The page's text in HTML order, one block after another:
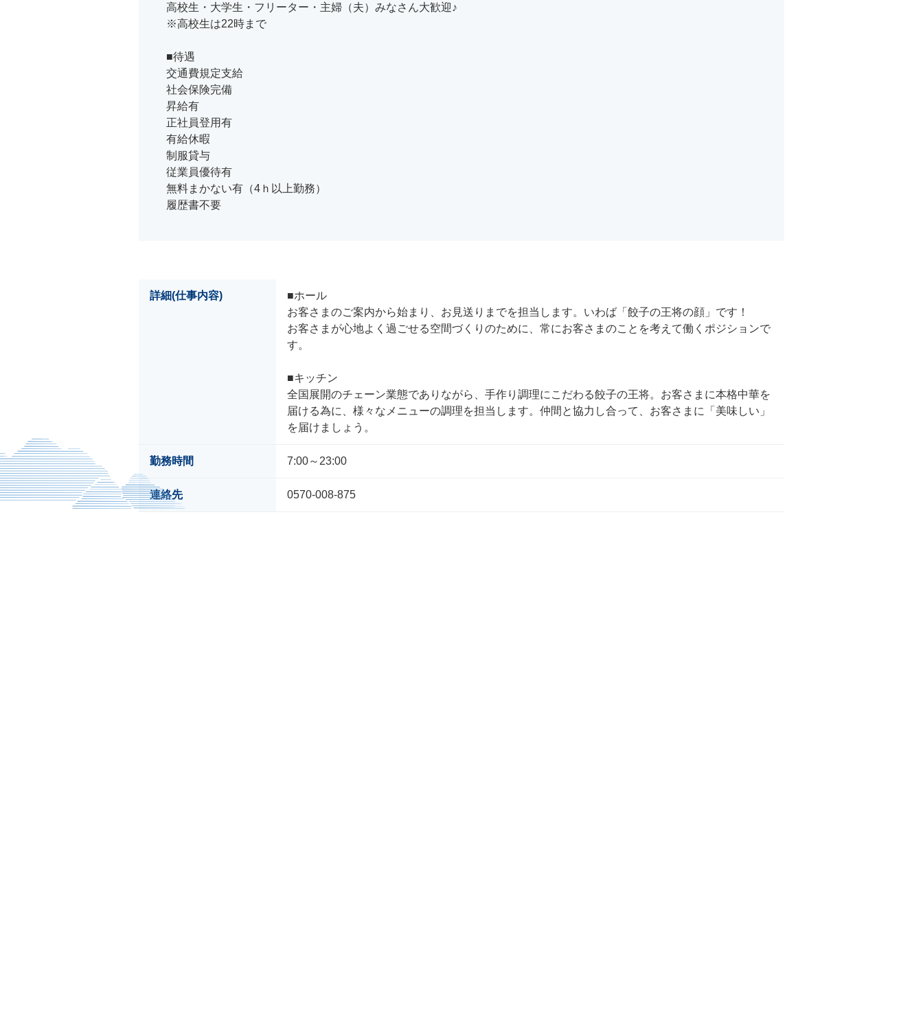
高校生・大学生・フリーター・主婦（夫）みなさん大歓迎♪
※高校生は22時まで
■待遇
交通費規定支給
社会保険完備
昇給有
正社員登用有
有給休暇
制服貸与
従業員優待有
無料まかない有（4ｈ以上勤務）
履歴書不要
詳細(仕事内容)
■ホール
お客さまのご案内から始まり、お見送りまでを担当します。いわば「餃子の王将の顔」です！
お客さまが心地よく過ごせる空間づくりのために、常にお客さまのことを考えて働くポジションで
す。
■キッチン
全国展開のチェーン業態でありながら、手作り調理にこだわる餃子の王将。お客さまに本格中華を
届ける為に、様々なメニューの調理を担当します。仲間と協力し合って、お客さまに「美味しい」
を届けましょう。
勤務時間 7:00～23:00
連絡先 0570-008-875